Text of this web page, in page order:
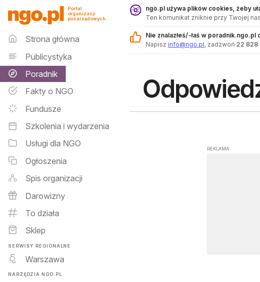
Poradnik - ngo.pl
Portal
organizacji
pozarządowych
Menu główne
Strona główna
Publicystyka
Poradnik
Fakty o NGO
Fundusze
Szkolenia i wydarzenia
Usługi dla NGO
Ogłoszenia
Spis organizacji
Darowizny
To działa
Sklep
SERWISY REGIONALNE
Warszawa
NARZĘDZIA NGO.PL
ngo.pl używa plików cookies, żeby
Ten komunikat zniknie przy Twojej
Nie znalazłeś/-łaś w
Napisz info@ngo.pl, zadzwoń 22 828
REKLAMA